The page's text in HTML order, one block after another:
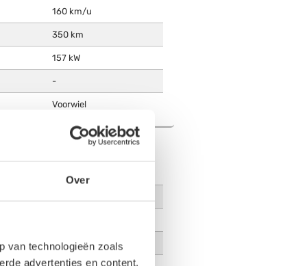
Over
van technologieën zoals
advertenties en content,
160 km/u
350 km
157 kW
-
Voorwiel
11.4 kWh/100km